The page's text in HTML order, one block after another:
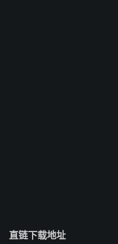
直链下载地址